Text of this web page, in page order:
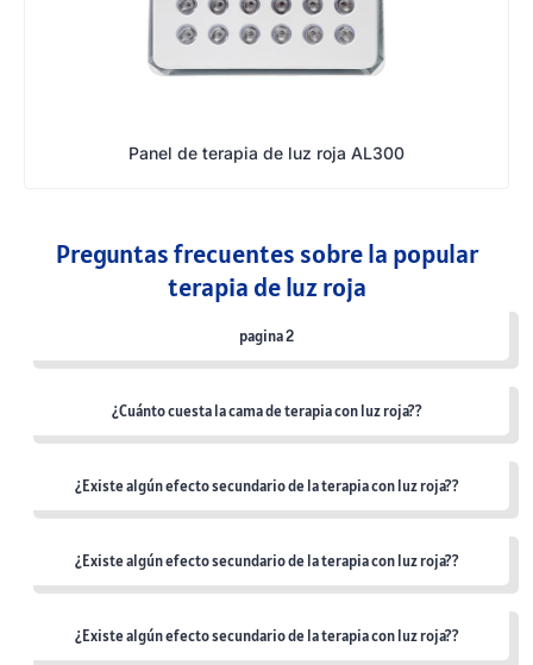
Panel de terapia de luz roja AL300
Preguntas frecuentes sobre la popular
terapia de luz roja
pagina 2
¿Cuánto cuesta la cama de terapia con luz roja??
¿Existe algún efecto secundario de la terapia con luz roja??
¿Existe algún efecto secundario de la terapia con luz roja??
¿Existe algún efecto secundario de la terapia con luz roja??